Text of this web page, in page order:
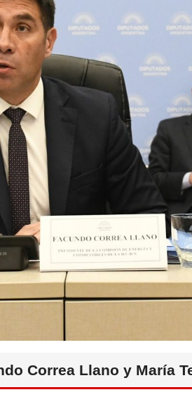
Correa Llano y María